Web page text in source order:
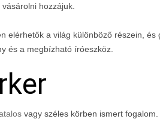
hozzájuk.
elérhetők a világ különböző részein, és
és a megbízható íróeszköz.
vagy széles körben ismert